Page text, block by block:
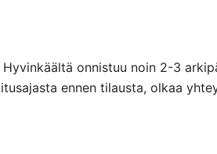
onnistuu noin 2-3
ennen tilausta, olkaa